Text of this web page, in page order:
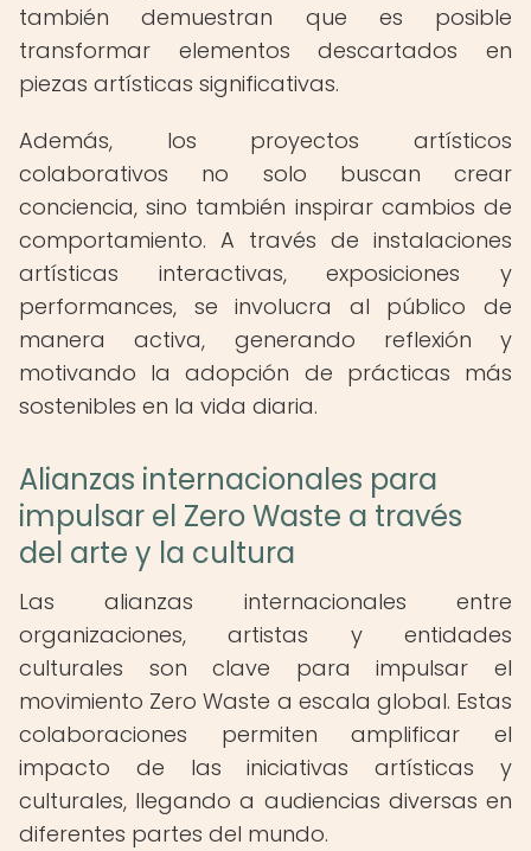
también demuestran que es posible
transformar elementos descartados en
piezas artísticas significativas.
Además, los proyectos artísticos
colaborativos no solo buscan crear
conciencia, sino también inspirar cambios de
comportamiento. A través de instalaciones
artísticas interactivas, exposiciones y
performances, se involucra al público de
manera activa, generando reflexión y
motivando la adopción de prácticas más
sostenibles en la vida diaria.
Alianzas internacionales para
impulsar el Zero Waste a través
del arte y la cultura
Las alianzas internacionales entre
organizaciones, artistas y entidades
culturales son clave para impulsar el
movimiento Zero Waste a escala global. Estas
colaboraciones permiten amplificar el
impacto de las iniciativas artísticas y
culturales, llegando a audiencias diversas en
diferentes partes del mundo.